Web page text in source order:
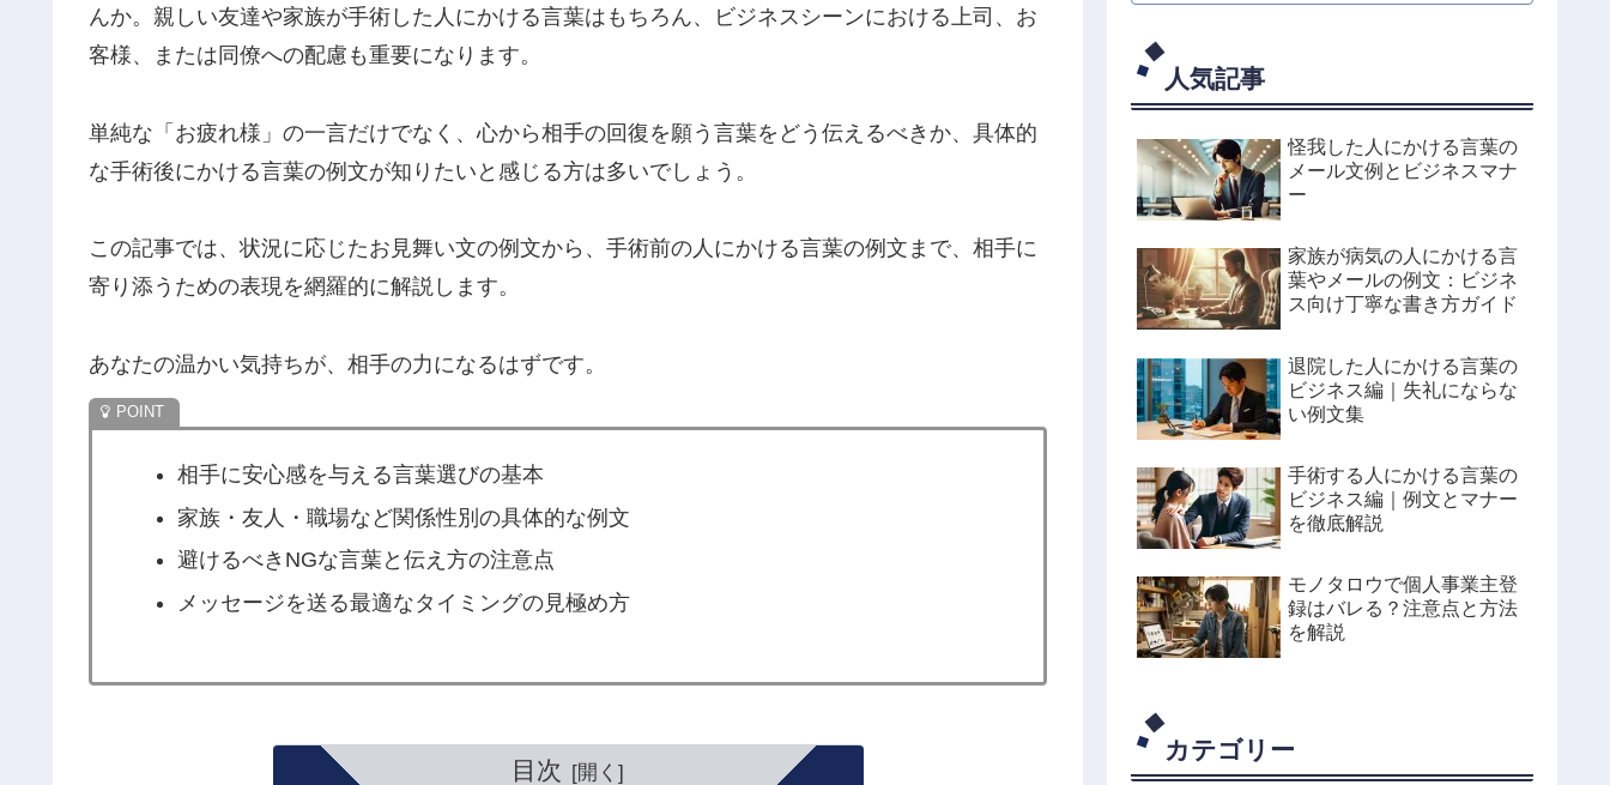
んか。親しい友達や家族が手術した人にかける言葉はもちろん、ビジネスシーンにおける上司、お
客様、または同僚への配慮も重要になります。
単純な「お疲れ様」の一言だけでなく、心から相手の回復を願う言葉をどう伝えるべきか、具体的
な手術後にかける言葉の例文が知りたいと感じる方は多いでしょう。
この記事では、状況に応じたお見舞い文の例文から、手術前の人にかける言葉の例文まで、相手に
寄り添うための表現を網羅的に解説します。
あなたの温かい気持ちが、相手の力になるはずです。
相手に安心感を与える言葉選びの基本
家族・友人・職場など関係性別の具体的な例文
避けるべきNGな言葉と伝え方の注意点
メッセージを送る最適なタイミングの見極め方
目次
人気記事
怪我した人にかける言葉の
メール文例とビジネスマナ
ー
家族が病気の人にかける言
葉やメールの例文：ビジネ
ス向け丁寧な書き方ガイド
退院した人にかける言葉の
ビジネス編｜失礼にならな
い例文集
手術する人にかける言葉の
ビジネス編｜例文とマナー
を徹底解説
モノタロウで個人事業主登
録はバレる？注意点と方法
を解説
カテゴリー